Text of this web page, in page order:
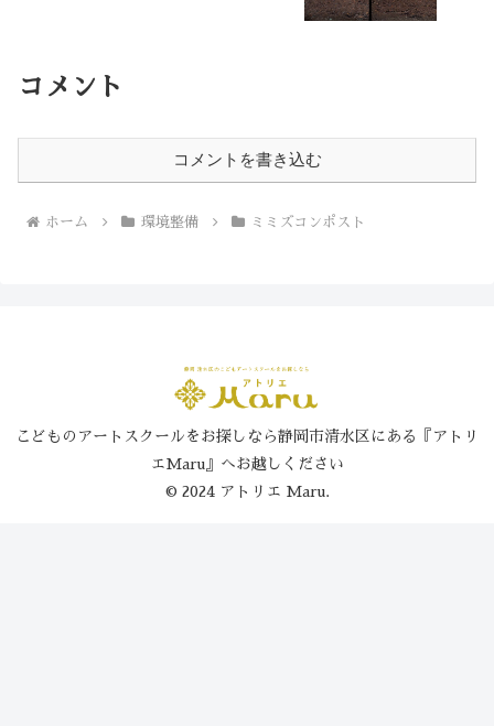
コメント
コメントを書き込む
ホーム 環境整備 ミミズコンポスト
こどものアートスクールをお探しなら静岡市清水区にある『アトリ
エMaru』へお越しください
© 2024 アトリエ Maru.